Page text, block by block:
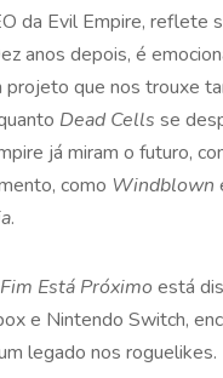
da Evil Empire, reflete
anos depois, é
projeto que nos trouxe
Dead Cells se
já miram o futuro,
como Windblown
.
Está Próximo está
e Nintendo Switch,
legado nos roguelikes.